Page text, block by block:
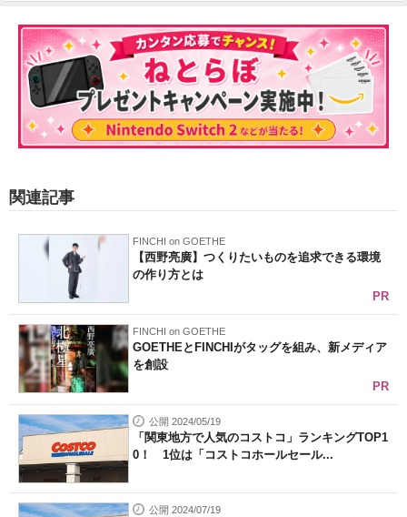
関連記事
FINCHI on GOETHE
【西野亮廣】つくりたいものを追求できる環境
の作り方とは
PR
FINCHI on GOETHE
GOETHEとFINCHIがタッグを組み、新メディア
を創設
PR
公開 2024/05/19
「関東地方で人気のコストコ」ランキングTOP1
0！ 1位は「コストコホールセール...
公開 2024/07/19